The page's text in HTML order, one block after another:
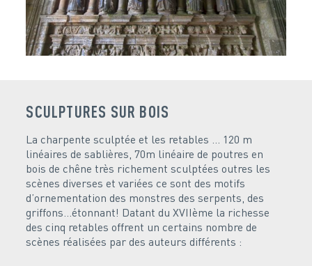
SCULPTURES SUR BOIS
La charpente sculptée et les retables … 120 m
linéaires de sablières, 70m linéaire de poutres en
bois de chêne très richement sculptées outres les
scènes diverses et variées ce sont des motifs
d’ornementation des monstres des serpents, des
griffons…étonnant! Datant du XVIIème la richesse
des cinq retables offrent un certains nombre de
scènes réalisées par des auteurs différents :